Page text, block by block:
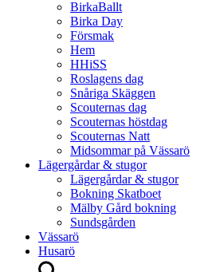
BirkaBallt
Birka Day
Försmak
Hem
HHiSS
Roslagens dag
Snåriga Skäggen
Scouternas dag
Scouternas höstdag
Scouternas Natt
Midsommar på Vässarö
Lägergårdar & stugor
Lägergårdar & stugor
Bokning Skatboet
Mälby Gård bokning
Sundsgården
Vässarö
Husarö